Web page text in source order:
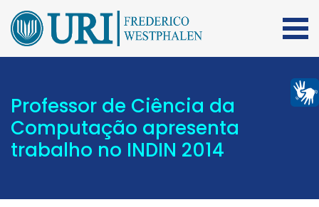
Professor de Ciência da
Computação apresenta
trabalho no INDIN 2014